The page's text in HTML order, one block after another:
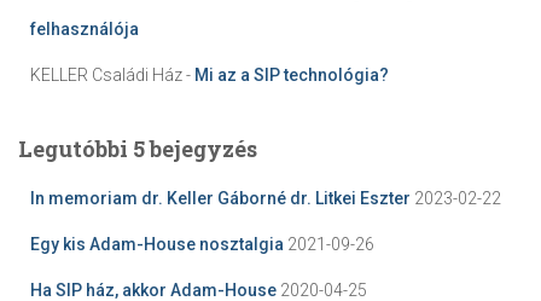
felhasználója
KELLER Családi Ház- Mi az a SIP technológia?
Legutóbbi 5 bejegyzés
In memoriam dr. Keller Gáborné dr. Litkei Eszter 2023-02-22
Egy kis Adam-House nosztalgia 2021-09-26
Ha SIP ház, akkor Adam-House 2020-04-25